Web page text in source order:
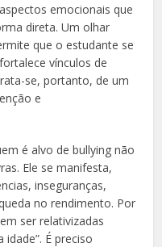
emocionais que
direta. Um olhar
que o estudante se
vínculos de
se, portanto, de um
e
é alvo de bullying não
Ele se manifesta,
inseguranças,
no rendimento. Por
ser relativizadas
idade”. É preciso